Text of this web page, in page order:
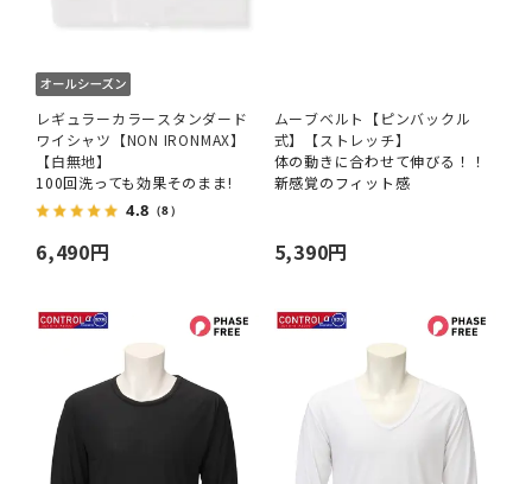
レギュラーカラースタンダード
ワイシャツ【NON IRONMAX】
【白無地】
100回洗っても効果そのまま!
4.8 （8）
6,490円
ムーブベルト【ピンバックル
式】【ストレッチ】
体の動きに合わせて伸びる！！
新感覚のフィット感
5,390円